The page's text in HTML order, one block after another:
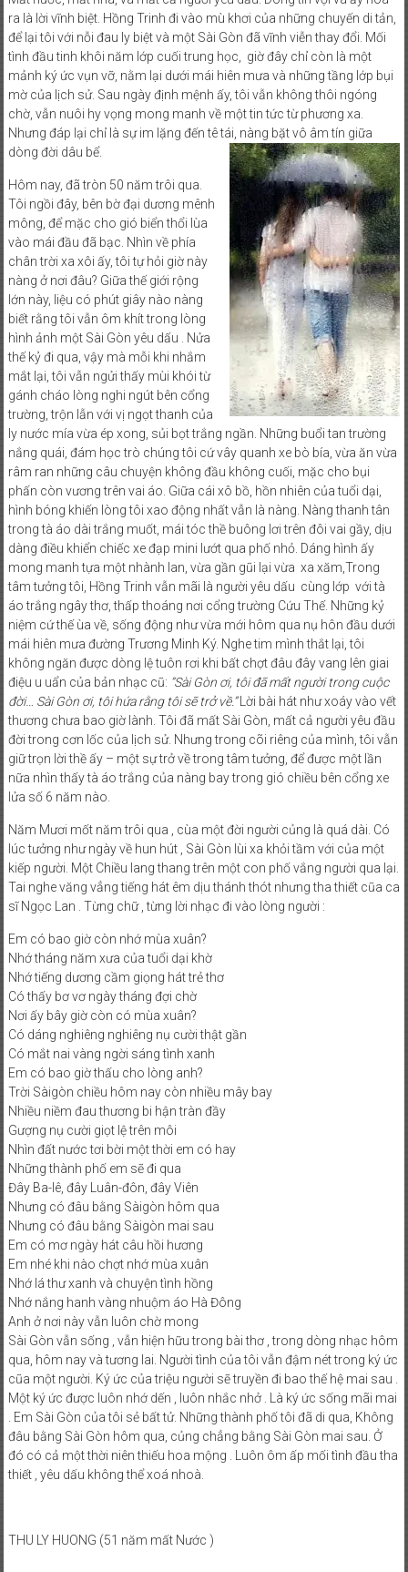
ra là lời vĩnh biệt. Hồng Trinh đi vào mù khơi của những chuyến di tản,
để lại tôi với nỗi đau ly biệt và một Sài Gòn đã vĩnh viễn thay đổi. Mối
tình đầu tinh khôi năm lớp cuối trung học, giờ đây chỉ còn là một
mảnh ký ức vụn vỡ, nằm lại dưới mái hiên mưa và những tầng lớp bụi
mờ của lịch sử. Sau ngày định mệnh ấy, tôi vẫn không thôi ngóng
chờ, vẫn nuôi hy vọng mong manh về một tin tức từ phương xa.
Nhưng đáp lại chỉ là sự im lặng đến tê tái, nàng bặt vô âm tín giữa
dòng đời dâu bể.
Hôm nay, đã tròn 50 năm trôi qua.
Tôi ngồi đây, bên bờ đại dương mênh
mông, để mặc cho gió biển thổi lùa
vào mái đầu đã bạc. Nhìn về phía
chân trời xa xôi ấy, tôi tự hỏi giờ này
nàng ở nơi đâu? Giữa thế giới rộng
lớn này, liệu có phút giây nào nàng
biết rằng tôi vẫn ôm khít trong lòng
hình ảnh một Sài Gòn yêu dấu . Nửa
thế kỷ đi qua, vậy mà mỗi khi nhắm
mắt lại, tôi vẫn ngửi thấy mùi khói từ
gánh cháo lòng nghi ngút bên cổng
trường, trộn lẫn với vị ngọt thanh của
ly nước mía vừa ép xong, sủi bọt trắng ngần. Những buổi tan trường
nắng quái, đám học trò chúng tôi cứ vây quanh xe bò bía, vừa ăn vừa
râm ran những câu chuyện không đầu không cuối, mặc cho bụi
phấn còn vương trên vai áo. Giữa cái xô bồ, hồn nhiên của tuổi dại,
hình bóng khiến lòng tôi xao động nhất vẫn là nàng. Nàng thanh tân
trong tà áo dài trắng muốt, mái tóc thề buông lơi trên đôi vai gầy, dịu
dàng điều khiển chiếc xe đạp mini lướt qua phố nhỏ. Dáng hình ấy
mong manh tựa một nhành lan, vừa gần gũi lại vừa xa xăm,Trong
tâm tưởng tôi, Hồng Trinh vẫn mãi là người yêu dấu cùng lớp với tà
áo trắng ngây thơ, thấp thoáng nơi cổng trường Cứu Thế. Những kỷ
niệm cứ thế ùa về, sống động như vừa mới hôm qua nụ hôn đầu dưới
mái hiên mưa đường Trương Minh Ký. Nghe tim mình thắt lại, tôi
không ngăn được dòng lệ tuôn rơi khi bất chợt đâu đây vang lên giai
điệu u uẩn của bản nhạc cũ: “Sài Gòn ơi, tôi đã mất người trong cuộc
đời… Sài Gòn ơi, tôi hứa rằng tôi sẽ trở về.”Lời bài hát như xoáy vào vết
thương chưa bao giờ lành. Tôi đã mất Sài Gòn, mất cả người yêu đầu
đời trong cơn lốc của lịch sử. Nhưng trong cõi riêng của mình, tôi vẫn
giữ trọn lời thề ấy – một sự trở về trong tâm tưởng, để được một lần
nữa nhìn thấy tà áo trắng của nàng bay trong gió chiều bên cổng xe
lửa số 6 năm nào.
Năm Mươi mốt năm trôi qua , cùa một đời người củng là quá dài. Có
lúc tưởng như ngày về hun hút , Sài Gòn lùi xa khỏi tầm với của một
kiếp người. Một Chiều lang thang trên một con phố vắng người qua lại.
Tai nghe văng vẳng tiếng hát êm dịu thánh thót nhưng tha thiết cũa ca
sĩ Ngọc Lan . Từng chữ , từng lời nhạc đi vào lòng người :
Em có bao giờ còn nhớ mùa xuân?
Nhớ tháng năm xưa của tuổi dại khờ
Nhớ tiếng dương cầm giọng hát trẻ thơ
Có thấy bơ vơ ngày tháng đợi chờ
Nơi ấy bây giờ còn có mùa xuân?
Có dáng nghiêng nghiêng nụ cười thật gần
Có mắt nai vàng ngời sáng tình xanh
Em có bao giờ thấu cho lòng anh?
Trời Sàigòn chiều hôm nay còn nhiều mây bay
Nhiều niềm đau thương bi hận tràn đầy
Gượng nụ cười giọt lệ trên môi
Nhìn đất nước tơi bời một thời em có hay
Những thành phố em sẽ đi qua
Đây Ba-lê, đây Luân-đôn, đây Viên
Nhưng có đâu bằng Sàigòn hôm qua
Nhưng có đâu bằng Sàigòn mai sau
Em có mơ ngày hát câu hồi hương
Em nhé khi nào chợt nhớ mùa xuân
Nhớ lá thư xanh và chuyện tình hồng
Nhớ nắng hanh vàng nhuộm áo Hà Đông
Anh ở nơi này vẫn luôn chờ mong
Sài Gòn vẫn sống , vẫn hiện hữu trong bài thơ , trong dòng nhạc hôm
qua, hôm nay và tương lai. Người tình của tôi vẫn đậm nét trong ký ức
cũa một người. Ký ức của triệu người sẽ truyền đi bao thế hệ mai sau .
Một ký ức được luôn nhớ dến , luôn nhắc nhở . Là ký ức sống mãi mai
. Em Sài Gòn của tôi sẻ bất tử. Những thành phố tôi đã di qua, Không
đâu bằng Sài Gòn hôm qua, củng chẳng bằng Sài Gòn mai sau. Ở
đó có cả một thời niên thiếu hoa mộng . Luôn ôm ấp mối tình đầu tha
thiết , yêu dấu không thể xoá nhoà.
THU LY HUONG (51 năm mất Nước )